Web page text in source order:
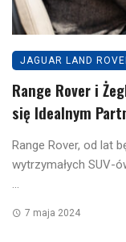
JAGUAR LAND
Range Rover i
się Idealnym
Range Rover, od lat
wytrzymałych SUV-
...
7 maja 2024